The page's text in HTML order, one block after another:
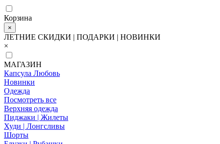
Корзина
×
ЛЕТНИЕ СКИДКИ | ПОДАРКИ | НОВИНКИ
×
МАГАЗИН
Капсула Любовь
Новинки
Одежда
Посмотреть все
Верхняя одежда
Пиджаки | Жилеты
Худи | Лонгсливы
Шорты